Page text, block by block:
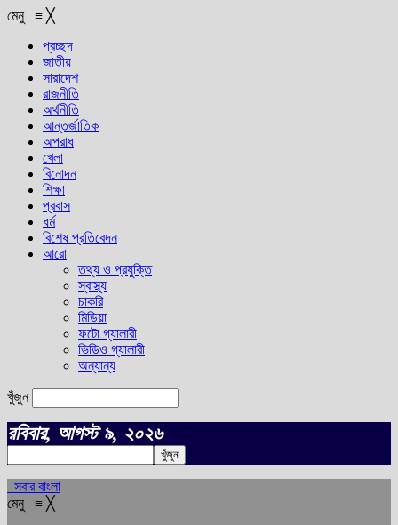
মেনু ≡ ╳
প্রচ্ছদ
জাতীয়
সারাদেশ
রাজনীতি
অর্থনীতি
আন্তর্জাতিক
অপরাধ
খেলা
বিনোদন
শিক্ষা
প্রবাস
ধর্ম
বিশেষ প্রতিবেদন
আরো
তথ্য ও প্রযুক্তি
স্বাস্থ্য
চাকরি
মিডিয়া
ফটো গ্যালারী
ভিডিও গ্যালারী
অন্যান্য
খুঁজুন
রবিবার, আগস্ট ৯, ২০২৬
সবার বাংলা
মেনু ≡ ╳